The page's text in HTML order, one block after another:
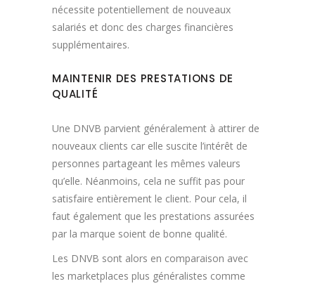
nécessite potentiellement de nouveaux
salariés et donc des charges financières
supplémentaires.
MAINTENIR DES PRESTATIONS DE
QUALITÉ
Une DNVB parvient généralement à attirer de
nouveaux clients car elle suscite l’intérêt de
personnes partageant les mêmes valeurs
qu’elle. Néanmoins, cela ne suffit pas pour
satisfaire entièrement le client. Pour cela, il
faut également que les prestations assurées
par la marque soient de bonne qualité.
Les DNVB sont alors en comparaison avec
les marketplaces plus généralistes comme